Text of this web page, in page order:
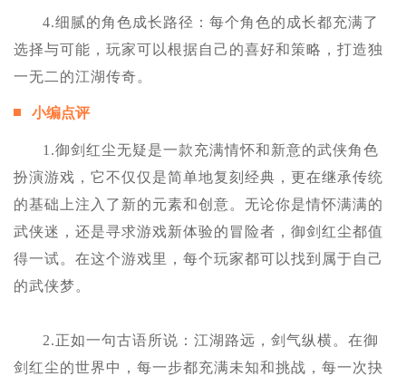
4.细腻的角色成长路径：每个角色的成长都充满了
选择与可能，玩家可以根据自己的喜好和策略，打造独
一无二的江湖传奇。
小编点评
1.御剑红尘无疑是一款充满情怀和新意的武侠角色
扮演游戏，它不仅仅是简单地复刻经典，更在继承传统
的基础上注入了新的元素和创意。无论你是情怀满满的
武侠迷，还是寻求游戏新体验的冒险者，御剑红尘都值
得一试。在这个游戏里，每个玩家都可以找到属于自己
的武侠梦。
2.正如一句古语所说：江湖路远，剑气纵横。在御
剑红尘的世界中，每一步都充满未知和挑战，每一次抉